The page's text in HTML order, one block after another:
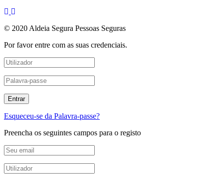
© 2020 Aldeia Segura Pessoas Seguras
Por favor entre com as suas credenciais.
Esqueceu-se da Palavra-passe?
Preencha os seguintes campos para o registo